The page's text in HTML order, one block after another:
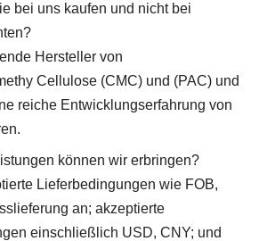
bei uns kaufen und nicht bei
Hersteller von
Cellulose (CMC) und (PAC) und
reiche Entwicklungserfahrung von
können wir erbringen?
Lieferbedingungen wie FOB,
an; akzeptierte
einschließlich USD, CNY; und